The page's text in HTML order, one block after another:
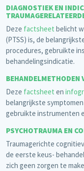
DIAGNOSTIEK EN
Deze factsheet belicht
(PTSS) is, de
procedures, gebruikte
behandelingsindicatie.
BEHANDELMETHODEN
Deze factsheet en
belangrijkste
gebruikte instrumenten
PSYCHOTRAUMA EN
Traumagerichte
de eerste keus-
zich geen zorgen te